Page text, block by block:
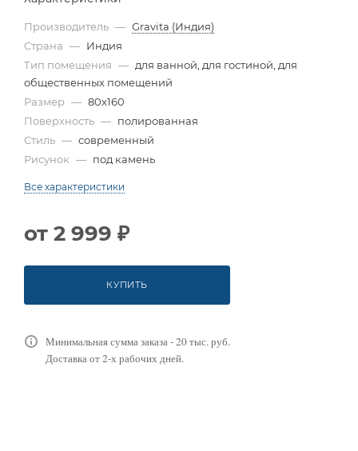
Производитель — Gravita (Индия)
Страна — Индия
Тип помещения — для ванной, для гостиной, для
общественных помещений
Размер — 80x160
Поверхность — полированная
Стиль — современный
Рисунок — под камень
Все характеристики
от 2 999 ₽
КУПИТЬ
Минимальная сумма заказа - 20 тыс. руб.
Доставка от 2-х рабочих дней.